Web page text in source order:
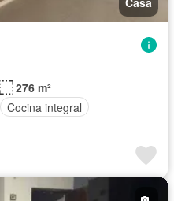
276 m²
Cocina integral